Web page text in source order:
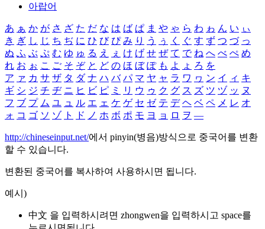
아랍어
あ ぁ か が さ ざ た だ な は ば ぱ ま や ゃ ら わ ゎ ん い ぃ
き ぎ し じ ち ぢ に ひ び ぴ み り う ぅ く ぐ す ず つ づ っ
ぬ ふ ぶ ぷ む ゆ ゅ る え ぇ け げ せ ぜ て で ね へ べ ぺ め
れ お ぉ こ ご そ ぞ と ど の ほ ぼ ぽ も よ ょ ろ を
ア ァ カ サ ザ タ ダ ナ ハ バ パ マ ヤ ャ ラ ワ ヮ ン イ ィ キ
ギ シ ジ チ ヂ ニ ヒ ビ ピ ミ リ ウ ゥ ク グ ス ズ ツ ヅ ッ ヌ
フ ブ プ ム ユ ュ ル エ ェ ケ ゲ セ ゼ テ デ ヘ ベ ペ メ レ オ
ォ コ ゴ ソ ゾ ト ド ノ ホ ボ ポ モ ヨ ョ ロ ヲ ―
http://chineseinput.net/에서 pinyin(병음)방식으로 중국어를 변환
할 수 있습니다.
변환된 중국어를 복사하여 사용하시면 됩니다.
예시)
中文 을 입력하시려면 zhongwen을 입력하시고 space를